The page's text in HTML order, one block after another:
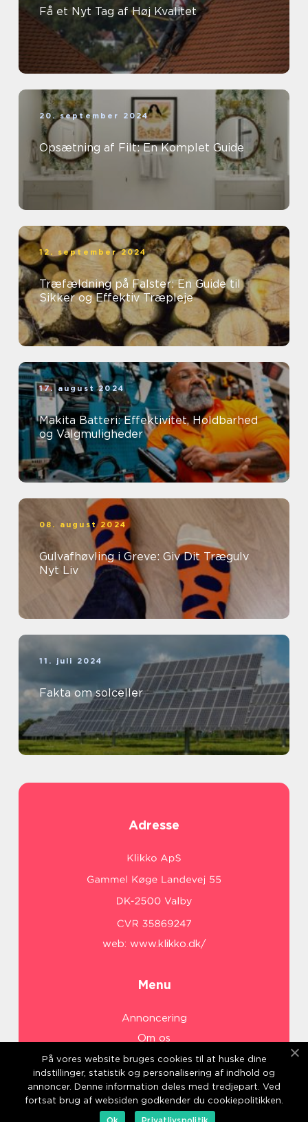
Få et Nyt Tag af Høj Kvalitet
20. september 2024
Opsætning af Filt: En Komplet Guide
12. september 2024
Træfældning på Falster: En Guide til
Sikker og Effektiv Træpleje
17. august 2024
Makita Batteri: Effektivitet, Holdbarhed
og Valgmuligheder
08. august 2024
Gulvafhøvling i Greve: Giv Dit Trægulv
Nyt Liv
11. juli 2024
Fakta om solceller
Adresse
web: www.klikko.dk/
Menu
Annoncering
Om os
Cookies
Kontakt os
Sitemap
På vores website bruges cookies til at huske dine
indstillinger, statistik og personalisering af indhold og
annoncer. Denne information deles med tredjepart. Ved
fortsat brug af websiden godkender du cookiepolitikken.